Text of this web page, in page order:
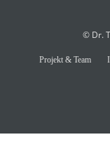
© Dr.
Projekt & Team